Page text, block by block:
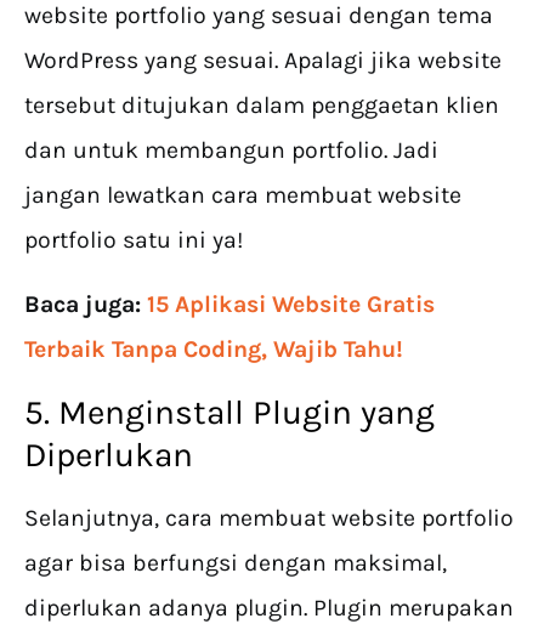
website portfolio yang sesuai dengan tema
WordPress yang sesuai. Apalagi jika website
tersebut ditujukan dalam penggaetan klien
dan untuk membangun portfolio. Jadi
jangan lewatkan cara membuat website
portfolio satu ini ya!
Baca juga: 15 Aplikasi Website Gratis
Terbaik Tanpa Coding, Wajib Tahu!
5. Menginstall Plugin yang
Diperlukan
Selanjutnya, cara membuat website portfolio
agar bisa berfungsi dengan maksimal,
diperlukan adanya plugin. Plugin merupakan